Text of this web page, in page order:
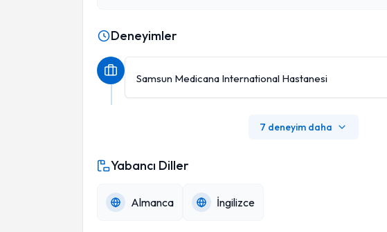
Deneyimler
Samsun Medicana International Hastanesi
7 deneyim daha
Yabancı Diller
Almanca İngilizce